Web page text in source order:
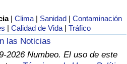
|Clima | Sanidad |Contaminación
|Calidad de Vida |Tráfico
las Noticias
2026 Numbeo. El uso de este